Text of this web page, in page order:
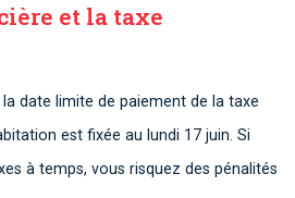
et la taxe
la date limite de paiement de la taxe
est fixée au lundi 17 juin. Si
à temps, vous risquez des pénalités